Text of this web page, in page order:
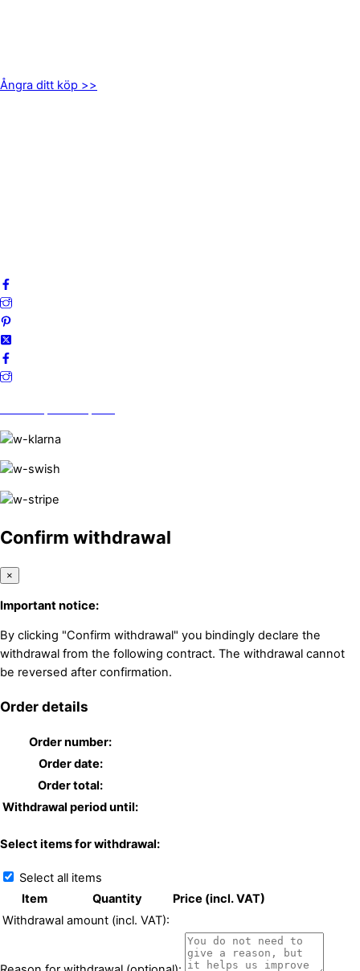
Ångra ditt köp >>
Confirm withdrawal
×
Important notice:
By clicking "Confirm withdrawal" you bindingly declare the
withdrawal from the following contract. The withdrawal cannot
be reversed after confirmation.
Order details
Order number:
Order date:
Order total:
Withdrawal period until:
Select items for withdrawal:
Select all items
Item
Quantity
Price (incl. VAT)
Withdrawal amount (incl. VAT):